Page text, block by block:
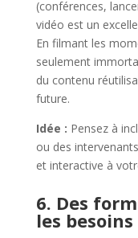
(conférences,
vidéo est un
En filmant les
seulement
du contenu
future.
Idée : Pensez à
ou des
et interactive à
6. Des
les besoins